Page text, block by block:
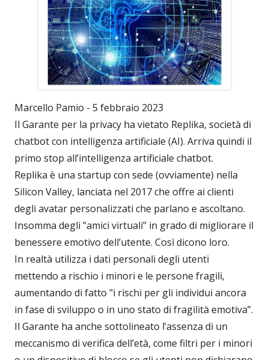
Marcello Pamio - 5 febbraio 2023
Il Garante per la privacy ha vietato Replika, società di
chatbot con intelligenza artificiale (AI). Arriva quindi il
primo stop all’intelligenza artificiale chatbot.
Replika è una startup con sede (ovviamente) nella
Silicon Valley, lanciata nel 2017 che offre ai clienti
degli avatar personalizzati che parlano e ascoltano.
Insomma degli ”amici virtuali” in grado di migliorare il
benessere emotivo dell’utente. Così dicono loro.
In realtà utilizza i dati personali degli utenti
mettendo a rischio i minori e le persone fragili,
aumentando di fatto "i rischi per gli individui ancora
in fase di sviluppo o in uno stato di fragilità emotiva”.
Il Garante ha anche sottolineato l’assenza di un
meccanismo di verifica dell’età, come filtri per i minori